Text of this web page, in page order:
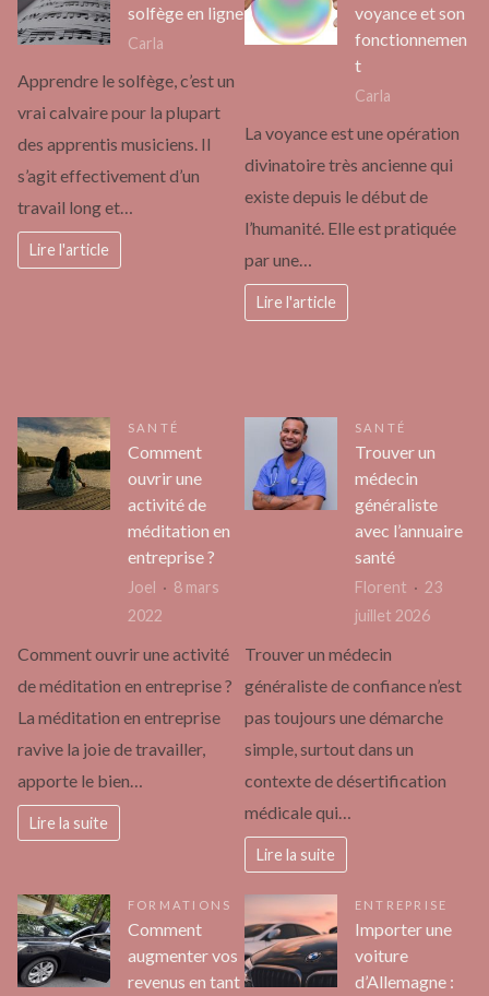
solfège en ligne
Carla
Apprendre le solfège, c’est un
vrai calvaire pour la plupart
des apprentis musiciens. Il
s’agit effectivement d’un
travail long et…
Lire l'article
voyance et son
fonctionnemen
t
Carla
La voyance est une opération
divinatoire très ancienne qui
existe depuis le début de
l’humanité. Elle est pratiquée
par une…
Lire l'article
SANTÉ
Comment
ouvrir une
activité de
méditation en
entreprise ?
Joel
8 mars
2022
Comment ouvrir une activité
de méditation en entreprise ?
La méditation en entreprise
ravive la joie de travailler,
apporte le bien…
Lire la suite
SANTÉ
Trouver un
médecin
généraliste
avec l’annuaire
santé
Florent
23
juillet 2026
Trouver un médecin
généraliste de confiance n’est
pas toujours une démarche
simple, surtout dans un
contexte de désertification
médicale qui…
Lire la suite
FORMATIONS
Comment
augmenter vos
revenus en tant
ENTREPRISE
Importer une
voiture
d’Allemagne :